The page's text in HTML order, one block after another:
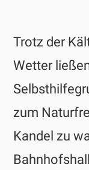
Trotz der
Wetter
zum
Kandel zu